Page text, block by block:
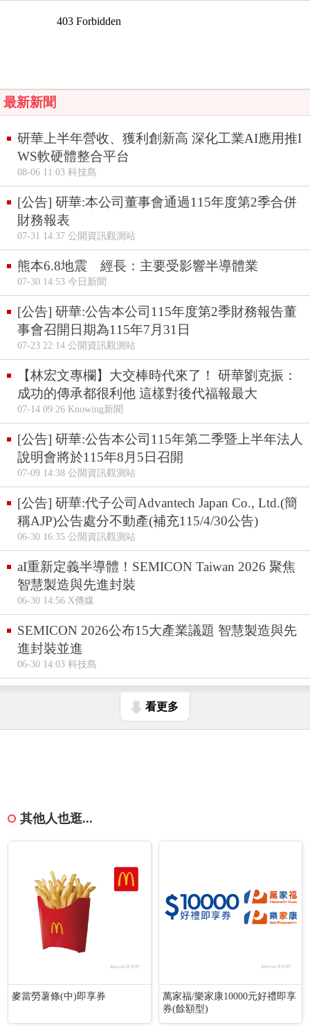
最新新聞
研華上半年營收、獲利創新高 深化工業AI應用推I
WS軟硬體整合平台
08-06 11:03 科技島
[公告] 研華:本公司董事會通過115年度第2季合併
財務報表
07-31 14:37 公開資訊觀測站
熊本6.8地震 經長：主要受影響半導體業
07-30 14:53 今日新聞
[公告] 研華:公告本公司115年度第2季財務報告董
事會召開日期為115年7月31日
07-23 22:14 公開資訊觀測站
【林宏文專欄】大交棒時代來了！ 研華劉克振：
成功的傳承都很利他 這樣對後代福報最大
07-14 09:26 Knowing新聞
[公告] 研華:公告本公司115年第二季暨上半年法人
說明會將於115年8月5日召開
07-09 14:38 公開資訊觀測站
[公告] 研華:代子公司Advantech Japan Co., Ltd.(簡
稱AJP)公告處分不動產(補充115/4/30公告)
06-30 16:35 公開資訊觀測站
aI重新定義半導體！SEMICON Taiwan 2026 聚焦
智慧製造與先進封裝
06-30 14:56 X傳媒
SEMICON 2026公布15大產業議題 智慧製造與先
進封裝並進
06-30 14:03 科技島
看更多
其他人也逛...
麥當勞薯條(中)即享券
萬家福/樂家康10000元好禮即享
券(餘額型)